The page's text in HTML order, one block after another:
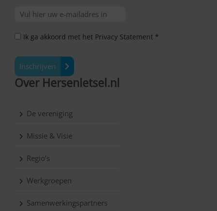
Ik ga akkoord met het Privacy Statement *
Inschrijven
Over Hersenletsel.nl
De vereniging
Missie & Visie
Regio’s
Werkgroepen
Samenwerkingspartners